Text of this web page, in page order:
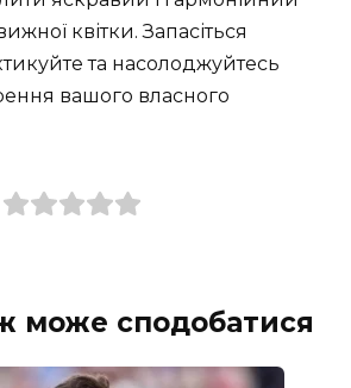
квітки. Запасіться
та насолоджуйтесь
вашого власного
може сподобатися